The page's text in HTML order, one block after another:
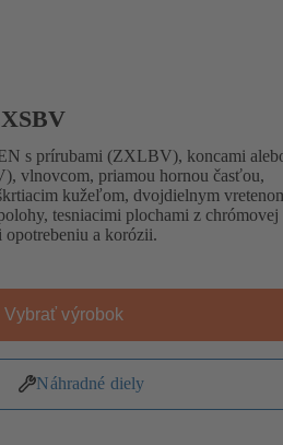
s prírubami (ZXLBV), koncami
vlnovcom, priamou hornou časťou,
kužeľom, dvojdielnym
tesniacimi plochami z chrómovej
a korózii.
Vybrať výrobok
Náhradné diely